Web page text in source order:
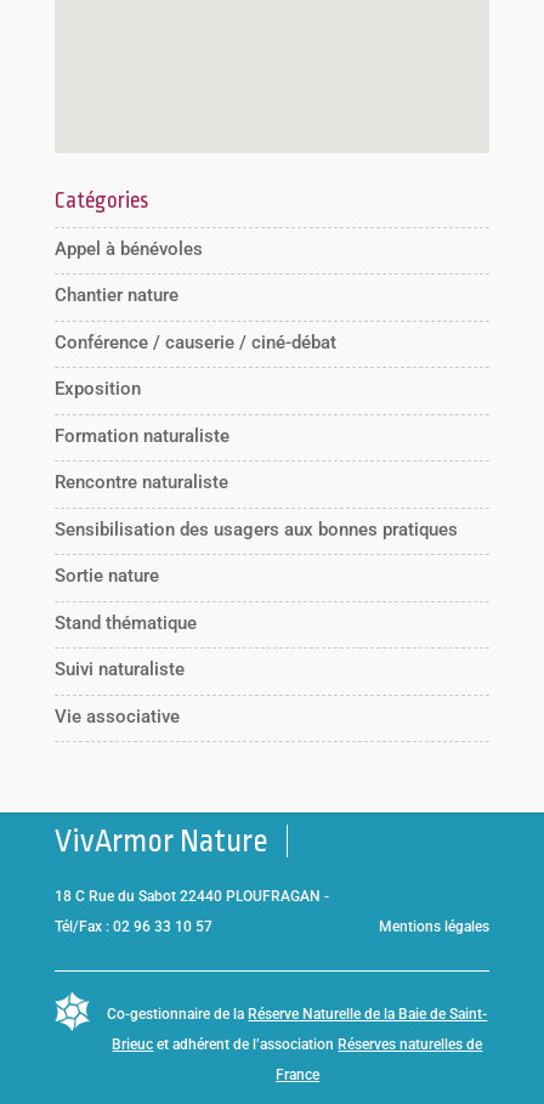
Catégories
Appel à bénévoles
Chantier nature
Conférence / causerie / ciné-débat
Exposition
Formation naturaliste
Rencontre naturaliste
Sensibilisation des usagers aux bonnes pratiques
Sortie nature
Stand thématique
Suivi naturaliste
Vie associative
VivArmor Nature
18 C Rue du Sabot 22440 PLOUFRAGAN -
Tél/Fax : 02 96 33 10 57
Mentions légales
Co-gestionnaire de la Réserve Naturelle de la Baie de Saint-
Brieuc et adhérent de l’association Réserves naturelles de
France